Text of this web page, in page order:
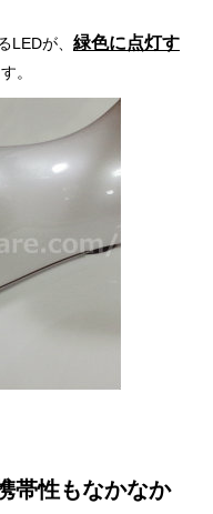
LEDが、 緑色に点灯す
。
帯性もなかなか